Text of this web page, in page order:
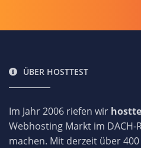
ÜBER HOSTTEST
Im Jahr 2006 riefen wir
Webhosting Markt im
machen. Mit derzeit über